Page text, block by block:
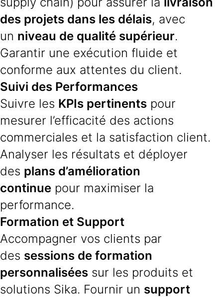
des projets dans les délais, avec
un niveau de qualité supérieur.
Garantir une exécution fluide et
conforme aux attentes du client.
Suivi des Performances
Suivre les KPIs pertinents pour
mesurer l’efficacité des actions
commerciales et la satisfaction client.
Analyser les résultats et déployer
des plans d’amélioration
continue pour maximiser la
performance.
Formation et Support
Accompagner vos clients par
des sessions de formation
personnalisées sur les produits et
solutions Sika. Fournir un support